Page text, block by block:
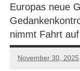
Europas neue
nimmt Fahrt auf
November 30, 2025
Keine